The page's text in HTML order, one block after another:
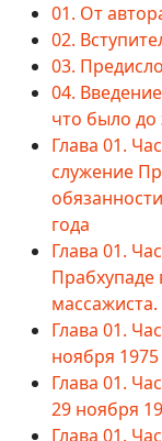
01. От
02.
03.
04.
что было до
Глава 01.
служение
года
Глава 01.
Прабхупаде
Глава 01.
ноября 1975
Глава 01.
29 ноября
Глава 01.